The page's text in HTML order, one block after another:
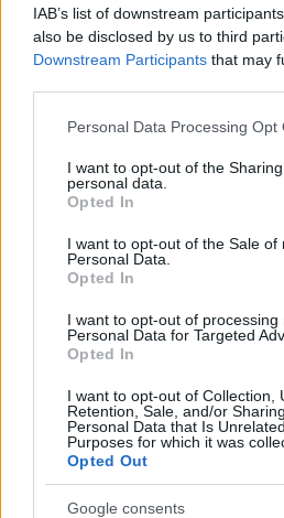
IAB’s list of downstream
also be disclosed by us to third
Downstream Participants that may
Please note that this website/app
not limited to your visit or usage
grant or deny consent to Google
use your data for below specified
consent section.
Personal Data Processing Opt
I want to opt-out of the
personal data.
Opted In
I want to opt-out of the Sale of
Personal Data.
Opted In
I want to opt-out of processing
Personal Data for Targeted
Opted In
I want to opt-out of Collection,
Retention, Sale, and/or
Personal Data that Is
Purposes for which it was
Opted Out
Google consents
AUTORE
Linda Pellegrini
Linda Pellegrini ha
portuale entrando in
decisiva; è
redazione inchieste su
Laureata all'Università
un archivio di